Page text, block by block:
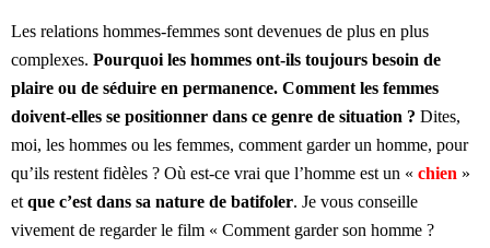
Les relations hommes-femmes sont devenues de plus en plus
complexes. Pourquoi les hommes ont-ils toujours besoin de
plaire ou de séduire en permanence. Comment les femmes
doivent-elles se positionner dans ce genre de situation ? Dites,
moi, les hommes ou les femmes, comment garder un homme, pour
qu’ils restent fidèles ? Où est-ce vrai que l’homme est un « chien »
et que c’est dans sa nature de batifoler. Je vous conseille
vivement de regarder le film « Comment garder son homme ?